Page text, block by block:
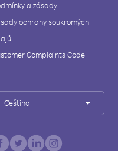
a zásady
ochrany soukromých
Complaints Code
Čeština